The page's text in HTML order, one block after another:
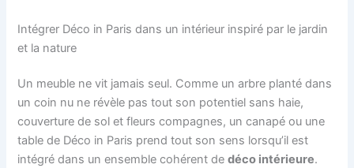
Intégrer Déco in Paris dans un intérieur inspiré par le jardin
et la nature
Un meuble ne vit jamais seul. Comme un arbre planté dans
un coin nu ne révèle pas tout son potentiel sans haie,
couverture de sol et fleurs compagnes, un canapé ou une
table de Déco in Paris prend tout son sens lorsqu’il est
intégré dans un ensemble cohérent dedéco intérieure.